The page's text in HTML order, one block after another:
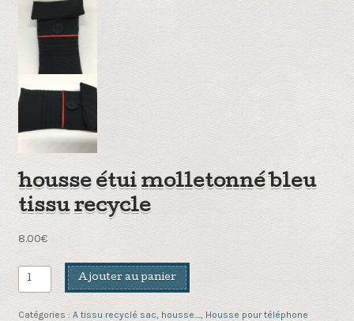
housse étui molletonné bleu
tissu recycle
8.00€
quantité
de
housse
Ajouter au panier
Catégories : A tissu recyclé sac, housse...., Housse pour téléphone